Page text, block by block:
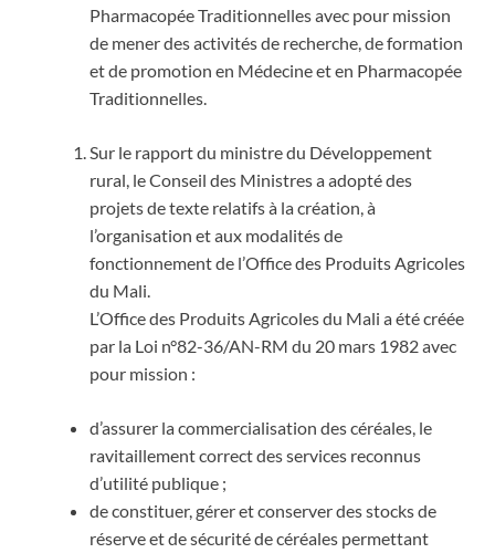
Pharmacopée Traditionnelles avec pour mission
de mener des activités de recherche, de formation
et de promotion en Médecine et en Pharmacopée
Traditionnelles.
Sur le rapport du ministre du Développement
rural, le Conseil des Ministres a adopté des
projets de texte relatifs à la création, à
l’organisation et aux modalités de
fonctionnement de l’Office des Produits Agricoles
du Mali.
L’Office des Produits Agricoles du Mali a été créée
par la Loi n°82-36/AN-RM du 20 mars 1982 avec
pour mission :
d’assurer la commercialisation des céréales, le
ravitaillement correct des services reconnus
d’utilité publique ;
de constituer, gérer et conserver des stocks de
réserve et de sécurité de céréales permettant